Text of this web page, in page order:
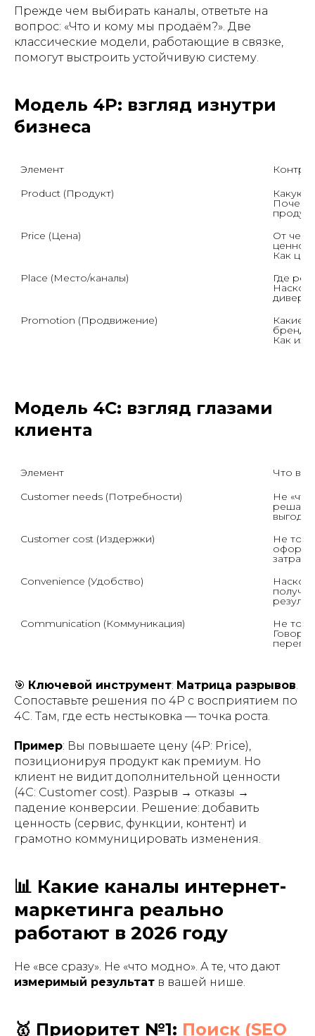
Прежде чем выбирать каналы, ответьте на
вопрос: «Что и кому мы продаём?» . Две
классические модели, работающие в связке,
помогут выстроить устойчивую систему.
Модель 4P: взгляд изнутри
бизнеса
Элемент
Product (Продукт)
Какую
Почему
Price (Цена)
От чего
Как
Place (Место/каналы)
Где
Promotion (Продвижение)
Какие
бренда
Как
Модель 4C: взгляд глазами
клиента
Элемент
Что
Customer needs (Потребности)
Не
выгоды.
Customer cost (Издержки)
Не
Convenience (Удобство)
Communication (Коммуникация)
Не
🎯 Ключевой инструмент: Матрица разрывов
Сопоставьте решения по 4P с восприятием по
4C. Там, где есть нестыковка — точка роста.
Пример: Вы повышаете цену (4P: Price),
позиционируя продукт как премиум. Но
клиент не видит дополнительной ценности
(4C: Customer cost). Разрыв → отказы →
падение конверсии. Решение: добавить
ценность (сервис, функции, контент) и
грамотно коммуницировать изменения.
📊 Какие каналы интернет-
маркетинга реально
работают в 2026 году
Не «все сразу». Не «что модно». А те, что дают
измеримый результат в вашей нише.
🥇 Приоритет №1: Поиск (SEO